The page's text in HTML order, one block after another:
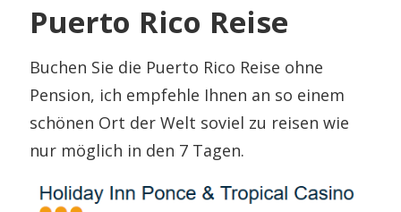
Puerto Rico Reise
Buchen Sie die Puerto Rico Reise ohne
Pension, ich empfehle Ihnen an so einem
schönen Ort der Welt soviel zu reisen wie
nur möglich in den 7 Tagen.